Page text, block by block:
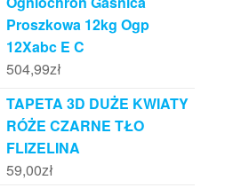
Proszkowa 12kg Ogp
12Xabc E C
504,99zł
TAPETA 3D DUŻE KWIATY
RÓŻE CZARNE TŁO
FLIZELINA
59,00zł